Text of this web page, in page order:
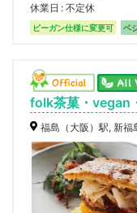
休業日
不定休
ビーガン仕様に変更可 ベ
folk茶菓・
福島（大阪）駅, 新福